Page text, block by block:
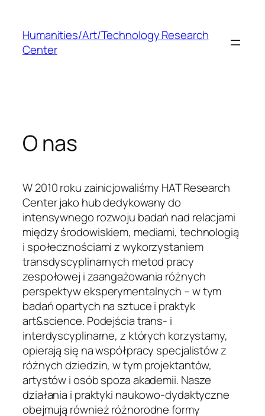
treściHumanities/Art/Technology Research
Center
O nas
W 2010 roku zainicjowaliśmy HAT Research
Center jako hub dedykowany do
intensywnego rozwoju badań nad relacjami
między środowiskiem, mediami, technologią
i społecznościami z wykorzystaniem
transdyscyplinarnych metod pracy
zespołowej i zaangażowania różnych
perspektyw eksperymentalnych – w tym
badań opartych na sztuce i praktyk
art&science. Podejścia trans- i
interdyscyplinarne, z których korzystamy,
opierają się na współpracy specjalistów z
różnych dziedzin, w tym projektantów,
artystów i osób spoza akademii. Nasze
działania i praktyki naukowo-dydaktyczne
obejmują również różnorodne formy